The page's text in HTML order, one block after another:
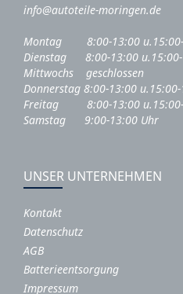
info@autoteile-moringen.de
Montag 8:00-13:00 u.15:00-
Dienstag 8:00-13:00 u.15:00-
Mittwochs geschlossen
Donnerstag 8:00-13:00
Freitag 8:00-13:00 u.15:00-
Samstag 9:00-13:00 Uhr
UNSER UNTERNEHMEN
Kontakt
Datenschutz
AGB
Batterieentsorgung
Impressum